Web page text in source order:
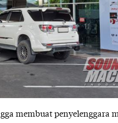
membuat penyelenggara